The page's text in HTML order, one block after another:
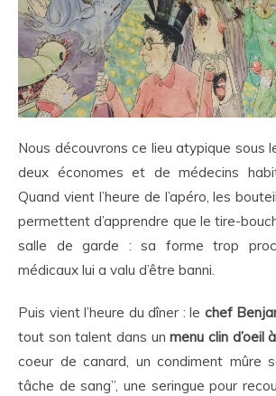
Nous découvrons ce lieu atypique sous
deux économes et de médecins
Quand vient l’heure de l’apéro, les
permettent d’apprendre que le tire-
salle de garde : sa forme trop
médicaux lui a valu d’être banni.
Puis vient l’heure du dîner : le chef
tout son talent dans unmenu clin d’oeil
coeur de canard, un condiment mûre
tâche de sang”, une seringue pour